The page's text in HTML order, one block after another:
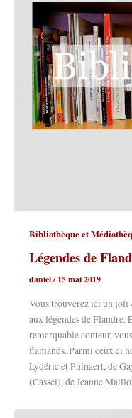
Bibliothèque et
Légendes de
daniel/15 mai 2019
Vous trouverez ici un joli
aux légendes de
remarquable conteur,
flamands. Parmi ceux ci
Lydéric et Phinaert, de
(Cassel), de Jeanne